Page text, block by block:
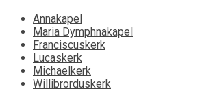
Annakapel
Maria Dymphnakapel
Franciscuskerk
Lucaskerk
Michaelkerk
Willibrorduskerk